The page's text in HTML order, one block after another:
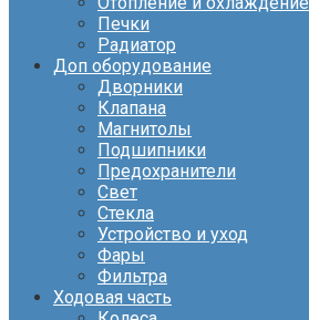
Печки
Радиатор
Доп оборудование
Дворники
Клапана
Магнитолы
Подшипники
Предохранители
Свет
Стекла
Устройство и уход
Фары
Фильтра
Ходовая часть